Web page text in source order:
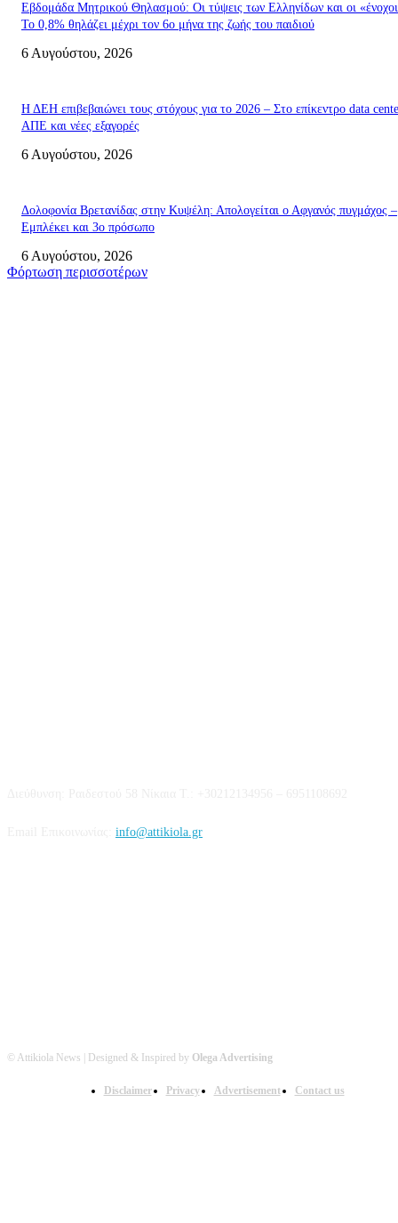
Εβδομάδα Μητρικού Θηλασμού: Οι τύψεις των Ελληνίδων και οι
Το 0,8% θηλάζει μέχρι τον 6ο μήνα της ζωής του παιδιού
6 Αυγούστου, 2026
Η ΔΕΗ επιβεβαιώνει τους στόχους για το 2026 – Στο επίκεντρο data
ΑΠΕ και νέες εξαγορές
6 Αυγούστου, 2026
Δολοφονία Βρετανίδας στην Κυψέλη: Απολογείται ο Αφγανός πυγμάχος –
Εμπλέκει και 3ο πρόσωπο
6 Αυγούστου, 2026
Φόρτωση περισσοτέρων
info@attikiola.gr
© Attikiola News | Designed & Inspired by Olega Advertising
Disclaimer Privacy Advertisement Contact us